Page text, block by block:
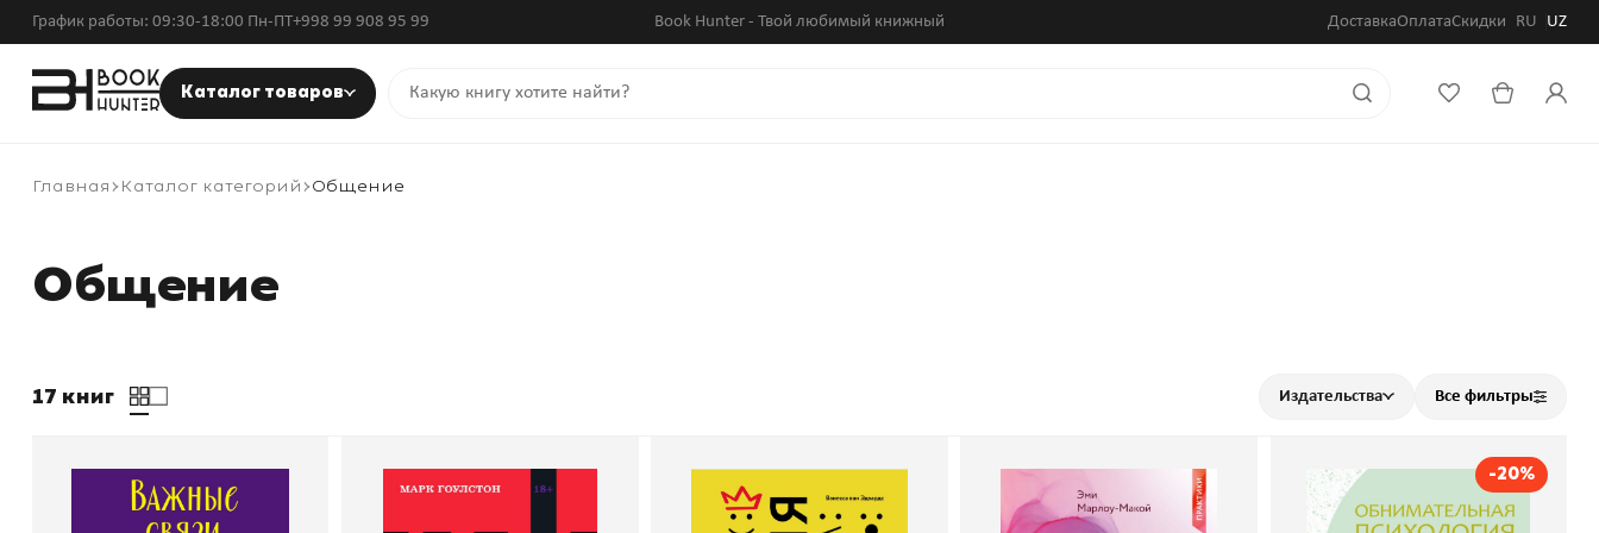
График работы: 09:30-18:00 Пн-ПТ+998 99 908 95 99 Book Hunter - Твой любимый книжный ДоставкаОплатаСкидки RU UZ
Каталог товаров
Главная Каталог категорий Общение
Общение
17 книг Издательства Все фильтры
Важные связи. Как найти
Наука общения. Как
Нет эмоциональному
-20%
Обнимательная